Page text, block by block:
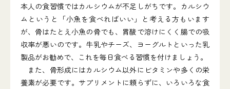
本人の食習慣ではカルシウムが不足しがちです。カルシウ
ムというと「小魚を食べればいい」と考える方もいます
が、骨はたとえ小魚の骨でも、胃酸で溶けにくく腸での吸
収率が悪いのです。牛乳やチーズ、ヨーグルトといった乳
製品がお勧めで、これを毎日食べる習慣を付けましょう。
また、骨形成にはカルシウム以外にビタミンや多くの栄
養素が必要です。サプリメントに頼らずに、いろいろな食